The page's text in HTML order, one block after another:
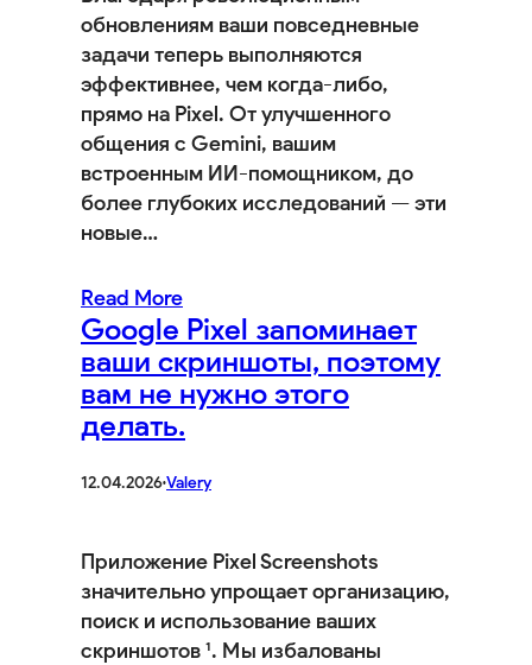
обновлениям ваши повседневные
задачи теперь выполняются
эффективнее, чем когда-либо,
прямо на Pixel. От улучшенного
общения с Gemini, вашим
встроенным ИИ-помощником, до
более глубоких исследований — эти
новые…
Read More
Google Pixel запоминает
ваши скриншоты, поэтому
вам не нужно этого
делать.
12.04.2026·Valery
Приложение Pixel Screenshots
значительно упрощает организацию,
поиск и использование ваших
скриншотов ¹. Мы избалованы